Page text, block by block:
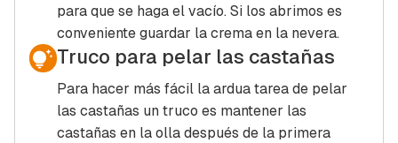
para que se haga el vacío. Si los abrimos es
conveniente guardar la crema en la nevera.
Truco para pelar las castañas
Para hacer más fácil la ardua tarea de pelar
las castañas un truco es mantener las
castañas en la olla después de la primera